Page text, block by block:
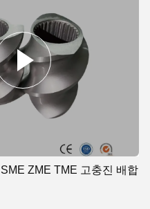
ZME TME 고충진 배합